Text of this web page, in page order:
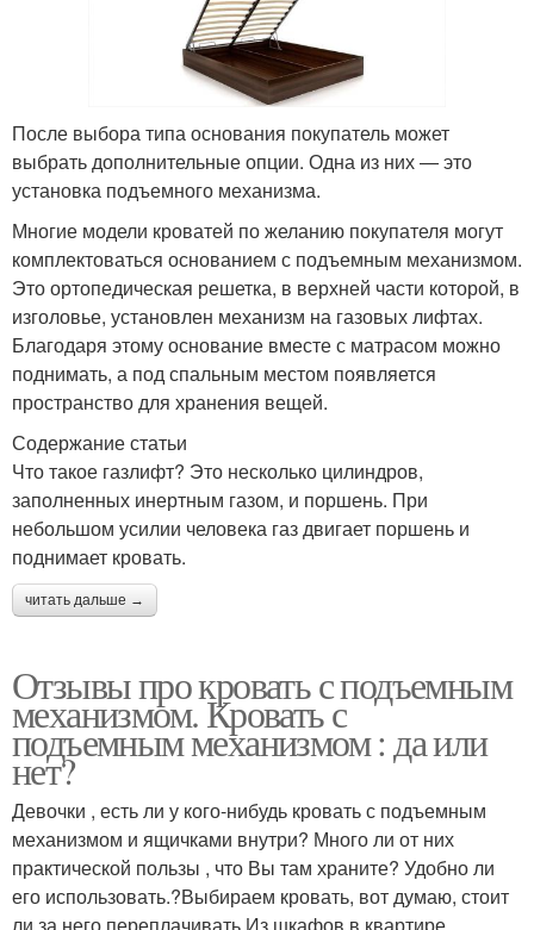
После выбора типа основания покупатель может
выбрать дополнительные опции. Одна из них — это
установка подъемного механизма.
Многие модели кроватей по желанию покупателя могут
комплектоваться основанием с подъемным механизмом.
Это ортопедическая решетка, в верхней части которой, в
изголовье, установлен механизм на газовых лифтах.
Благодаря этому основание вместе с матрасом можно
поднимать, а под спальным местом появляется
пространство для хранения вещей.
Содержание статьи
Что такое газлифт? Это несколько цилиндров,
заполненных инертным газом, и поршень. При
небольшом усилии человека газ двигает поршень и
поднимает кровать.
читать дальше →
Отзывы про кровать с подъемным
механизмом. Кровать с
подъемным механизмом : да или
нет?
Девочки , есть ли у кого-нибудь кровать с подъемным
механизмом и ящичками внутри? Много ли от них
практической пользы , что Вы там храните? Удобно ли
его использовать.?Выбираем кровать, вот думаю, стоит
ли за него переплачивать.Из шкафов в квартире